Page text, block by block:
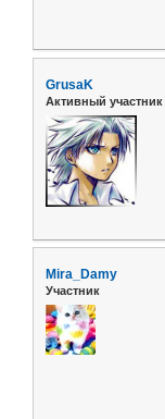
GrusaK
Активный участник
Mira_Damy
Участник